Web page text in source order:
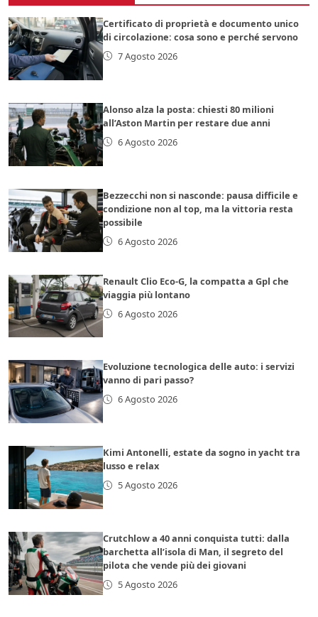
Certificato di proprietà e documento unico
di circolazione: cosa sono e perché servono
7 Agosto 2026
Alonso alza la posta: chiesti 80 milioni
all’Aston Martin per restare due anni
6 Agosto 2026
Bezzecchi non si nasconde: pausa difficile e
condizione non al top, ma la vittoria resta
possibile
6 Agosto 2026
Renault Clio Eco-G, la compatta a Gpl che
viaggia più lontano
6 Agosto 2026
Evoluzione tecnologica delle auto: i servizi
vanno di pari passo?
6 Agosto 2026
Kimi Antonelli, estate da sogno in yacht tra
lusso e relax
5 Agosto 2026
Crutchlow a 40 anni conquista tutti: dalla
barchetta all’isola di Man, il segreto del
pilota che vende più dei giovani
5 Agosto 2026